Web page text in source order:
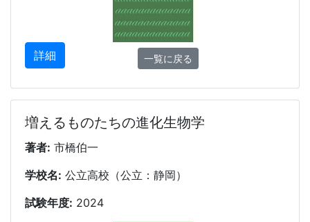
詳細 一覧に戻る
増えるものたちの進化生物学
著者: 市橋伯一
学校名: 公立高校（公立：静岡）
試験年度: 2024